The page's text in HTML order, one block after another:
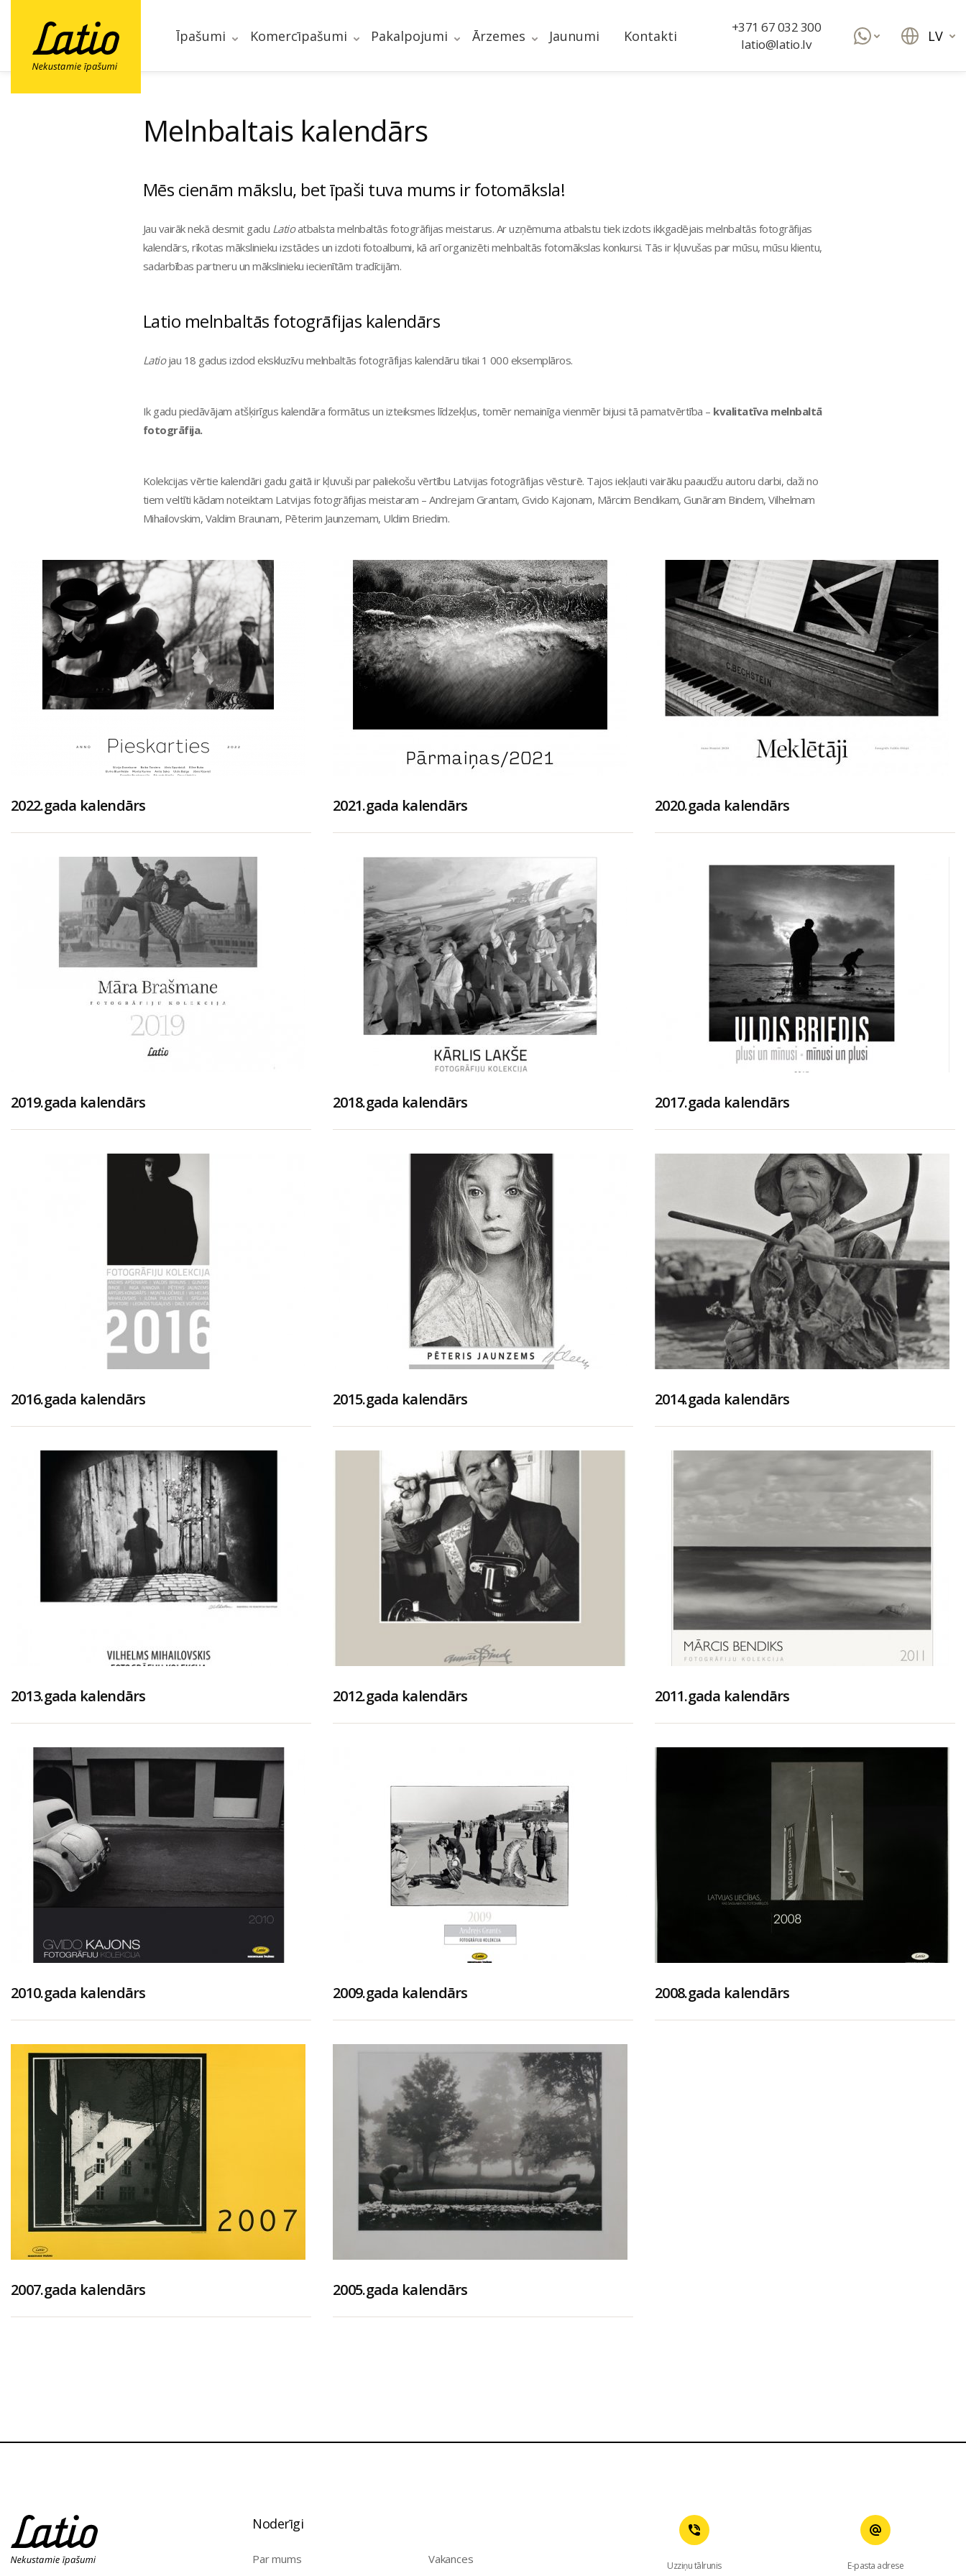
Īpašumi Komercīpašumi Pakalpojumi Ārzemes Jaunumi Kontakti
+371 67 032 300
latio@latio.lv
LV
Melnbaltais kalendārs
Mēs cienām mākslu, bet īpaši tuva mums ir fotomāksla!
Jau vairāk nekā desmit gadu Latioatbalsta melnbaltās fotogrāfijas meistarus. Ar uzņēmuma atbalstu tiek izdots ikkgadējais melnbaltās fotogrāfijas
kalendārs, rīkotas mākslinieku izstādes un izdoti fotoalbumi, kā arī organizēti melnbaltās fotomākslas konkursi. Tās ir kļuvušas par mūsu, mūsu klientu,
sadarbības partneru un mākslinieku iecienītām tradīcijām.
Latio melnbaltās fotogrāfijas kalendārs
Latiojau 18 gadus izdod ekskluzīvu melnbaltās fotogrāfijas kalendāru tikai 1 000 eksemplāros.
Ik gadu piedāvājam atšķirīgus kalendāra formātus un izteiksmes līdzekļus, tomēr nemainīga vienmēr bijusi tā pamatvērtība – kvalitatīva melnbaltā
fotogrāfija.
Kolekcijas vērtie kalendāri gadu gaitā ir kļuvuši par paliekošu vērtību Latvijas fotogrāfijas vēsturē. Tajos iekļauti vairāku paaudžu autoru darbi, daži no
tiem veltīti kādam noteiktam Latvijas fotogrāfijas meistaram – Andrejam Grantam, Gvido Kajonam, Mārcim Bendikam, Gunāram Bindem, Vilhelmam
Mihailovskim, Valdim Braunam, Pēterim Jaunzemam, Uldim Briedim.
2022.gada kalendārs 2021.gada kalendārs 2020.gada kalendārs
2019.gada kalendārs 2018.gada kalendārs 2017.gada kalendārs
2016.gada kalendārs 2015.gada kalendārs 2014.gada kalendārs
2013.gada kalendārs 2012.gada kalendārs 2011.gada kalendārs
2010.gada kalendārs 2009.gada kalendārs 2008.gada kalendārs
2007.gada kalendārs 2005.gada kalendārs
Noderīgi
Par mums Vakances Uzziņu tālrunis E-pasta adrese